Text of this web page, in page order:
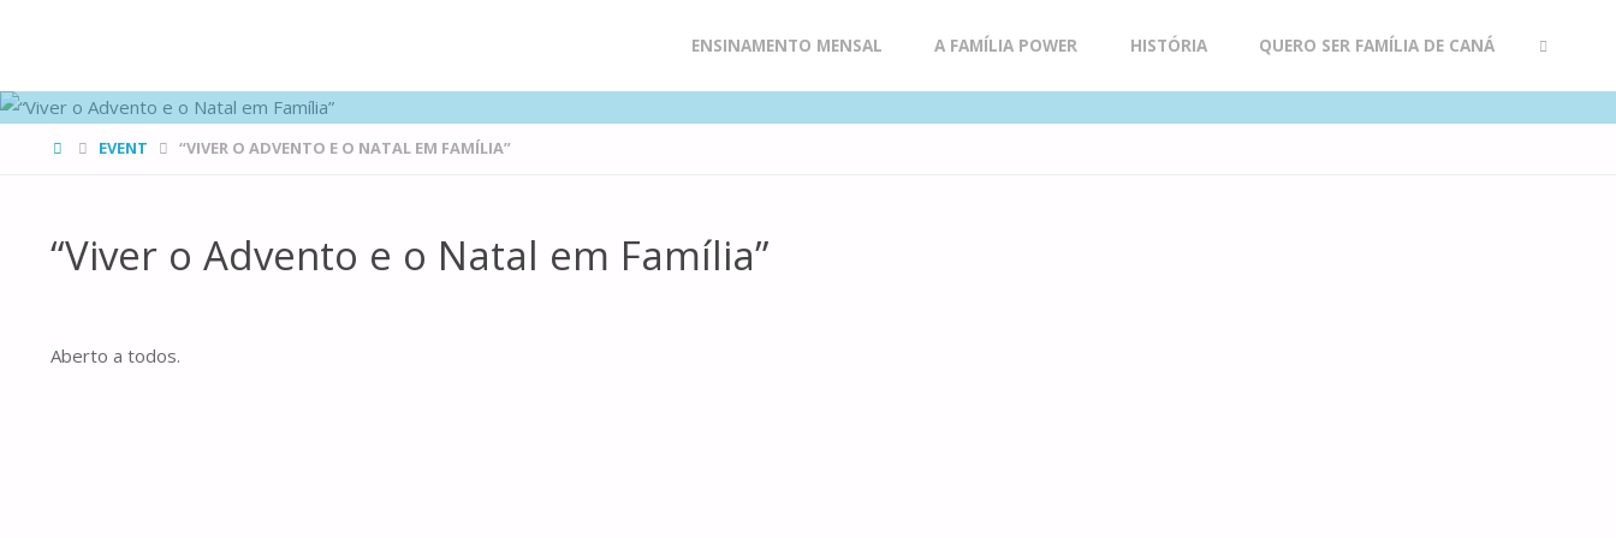
to
ENSINAMENTO MENSAL A FAMÍLIA POWER HISTÓRIA QUERO SER FAMÍLIA DE CANÁ
HOMEEVENT “VIVER O ADVENTO E O NATAL EM FAMÍLIA”
“Viver o Advento e o Natal em Família”
Aberto a todos.